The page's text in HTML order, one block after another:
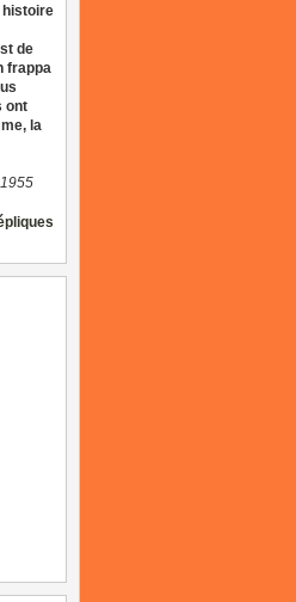
histoire
de
frappa
ont
la